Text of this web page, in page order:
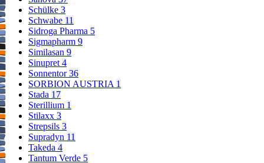
Schülke 3
Schwabe 11
Sidroga Pharma 5
Sigmapharm 9
Similasan 9
Sinupret4
Sonnentor36
SORBION AUSTRIA 1
Stada 17
Sterillium 1
Stilaxx 3
Strepsils 3
Supradyn 11
Takeda 4
Tantum Verde 5